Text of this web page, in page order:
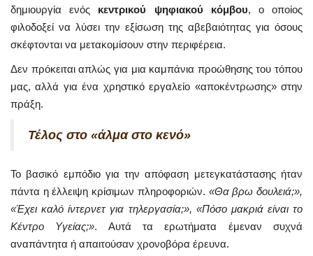
δημιουργία ενός κεντρικού ψηφιακού κόμβου, ο οποίος
φιλοδοξεί να λύσει την εξίσωση της αβεβαιότητας για όσους
σκέφτονται να μετακομίσουν στην περιφέρεια.
Δεν πρόκειται απλώς για μια καμπάνια προώθησης του τόπου
μας, αλλά για ένα χρηστικό εργαλείο «αποκέντρωσης» στην
πράξη.
Τέλος στο «άλμα στο κενό»
Το βασικό εμπόδιο για την απόφαση μετεγκατάστασης ήταν
πάντα η έλλειψη κρίσιμων πληροφοριών. «Θα βρω δουλειά;»,
«Έχει καλό ίντερνετ για τηλεργασία;», «Πόσο μακριά είναι το
Κέντρο Υγείας;». Αυτά τα ερωτήματα έμεναν συχνά
αναπάντητα ή απαιτούσαν χρονοβόρα έρευνα.